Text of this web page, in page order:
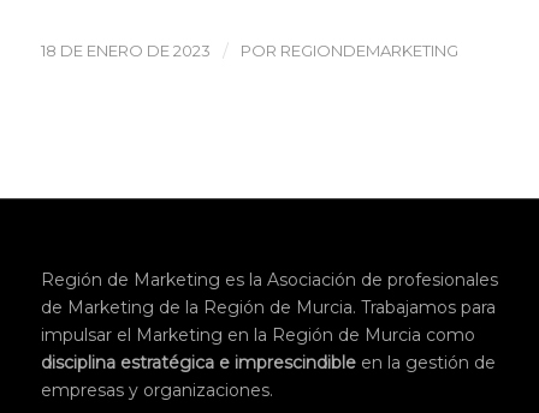
18 DE ENERO DE 2023 / POR REGIONDEMARKETING
Región de Marketing es la Asociación de profesionales
de Marketing de la Región de Murcia. Trabajamos para
impulsar el Marketing en la Región de Murcia como
disciplina estratégica e imprescindibleen la gestión de
empresas y organizaciones.